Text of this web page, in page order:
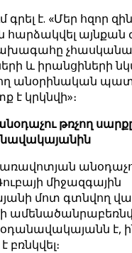
գրել է. «Մեր հզոր
հարձակվել
չհասկանա,
և իրանցիների
անօրինական
է կրկնվի»։
թռչող
միջազգային
մոտ գտնվող
է,
բռնկվել։